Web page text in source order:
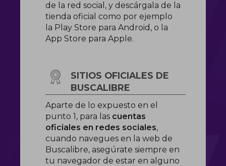
de la red social, y descárgala de la
tienda oficial como por ejemplo
la Play Store para Android, o la
App Store para Apple.
SITIOS OFICIALES DE
BUSCALIBRE
Aparte de lo expuesto en el
punto 1, para las cuentas
oficiales en redes sociales,
cuando navegues en la web de
Buscalibre, asegúrate siempre en
tu navegador de estar en alguno